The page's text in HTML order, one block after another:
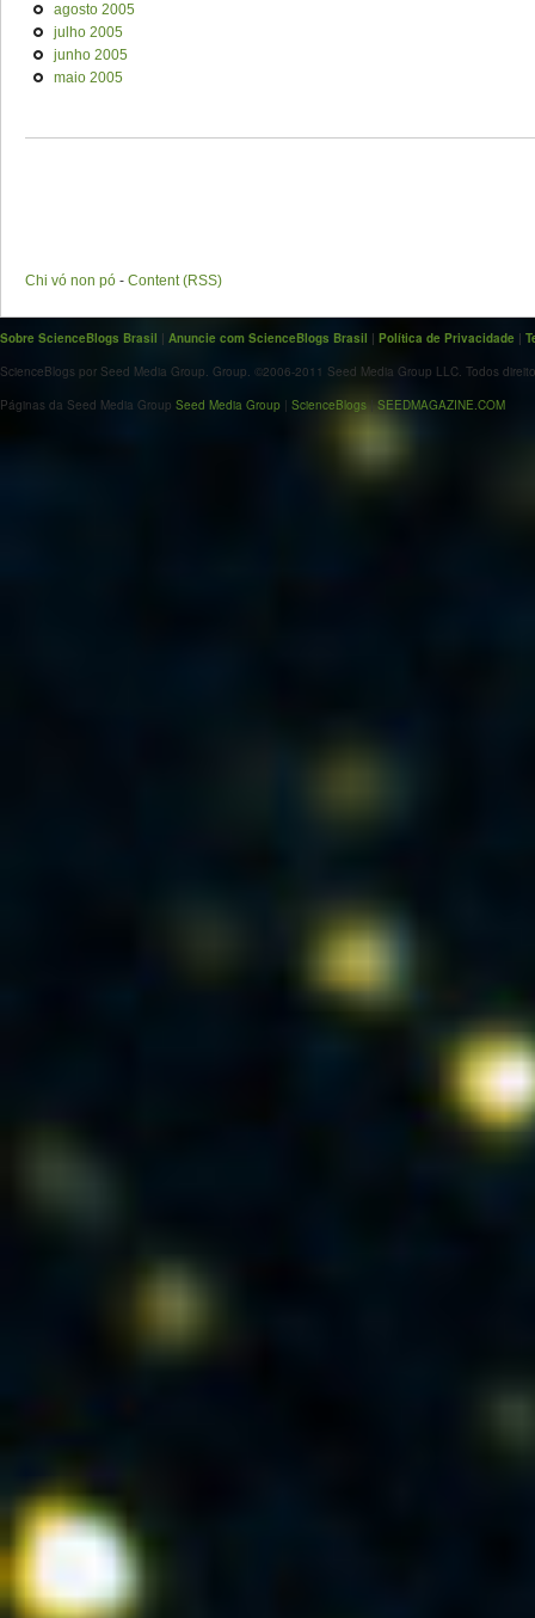
agosto 2005
julho 2005
junho 2005
maio 2005
Chi vó non pó - Content (RSS)
Sobre ScienceBlogs Brasil | Anuncie com ScienceBlogs Brasil | Política de Privacidade |
ScienceBlogs por Seed Media Group. Group. ©2006-2011 Seed Media Group LLC. Todos
Páginas da Seed Media Group Seed Media Group | ScienceBlogs SEEDMAGAZINE.COM